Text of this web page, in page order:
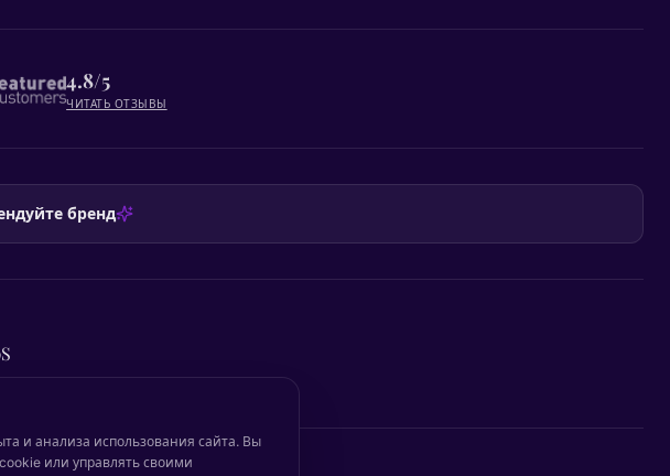
4.8/5
ЧИТАТЬ ОТЗЫВЫ
бренд
K · Denmark
и анализа использования сайта. Вы
или управлять своими